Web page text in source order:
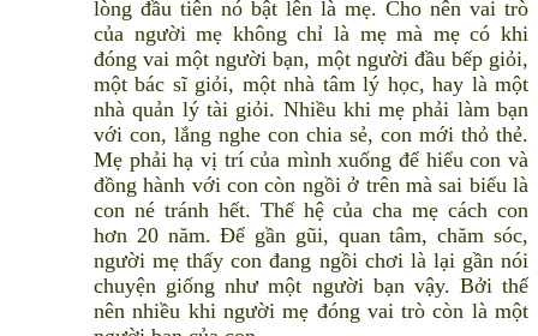
lòng đầu tiên nó bật lên là mẹ. Cho nên vai trò
của người mẹ không chỉ là mẹ mà mẹ có khi
đóng vai một người bạn, một người đầu bếp giỏi,
một bác sĩ giỏi, một nhà tâm lý học, hay là một
nhà quản lý tài giỏi. Nhiều khi mẹ phải làm bạn
với con, lắng nghe con chia sẻ, con mới thỏ thẻ.
Mẹ phải hạ vị trí của mình xuống để hiểu con và
đồng hành với con còn ngồi ở trên mà sai biểu là
con né tránh hết. Thế hệ của cha mẹ cách con
hơn 20 năm. Để gần gũi, quan tâm, chăm sóc,
người mẹ thấy con đang ngồi chơi là lại gần nói
chuyện giống như một người bạn vậy. Bởi thế
nên nhiều khi người mẹ đóng vai trò còn là một